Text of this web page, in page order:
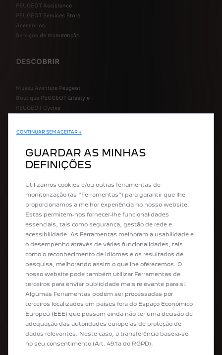
PEUGEOT Assistance
PEUGEOT Services Store
Acessórios
Serviços de manutenção
DESCOBRIR
Museu Aventure Peugeot
Boutique PEUGEOT Lifestyle
PEUGEOT Cycles
Política de Privacidade
Consentimento Cookies
Resolução Alternativa de Litígios
Informações intermediários de crédito
Acessibilidade
Data Act
CONTINUAR SEM ACEITAR →
GUARDAR AS MINHAS
DEFINIÇÕES
Utilizamos cookies e/ou outras ferramentas de
monitorização (as “Ferramentas”) para garantir que lhe
proporcionamos a melhor experiência no nosso website.
Estas permitem-nos fornecer-lhe funcionalidades
essenciais, tais como segurança, gestão de rede e
acessibilidade. As Ferramentas melhoram a usabilidade e
o desempenho através de várias funcionalidades, tais
como o reconhecimento de idiomas e os resultados de
pesquisa, melhorando assim o que lhe oferecemos. O
nosso website pode também utilizar Ferramentas de
terceiros para enviar publicidade mais relevante para si.
Algumas Ferramentas podem ser processadas por
terceiros localizados em países fora do Espaço Económico
Europeu (EEE) que possam ainda não ter uma decisão de
adequação das autoridades europeias de proteção de
dados relevantes. Neste caso, a transferência baseia-se
no seu consentimento (Art. 49.1a do RGPD).